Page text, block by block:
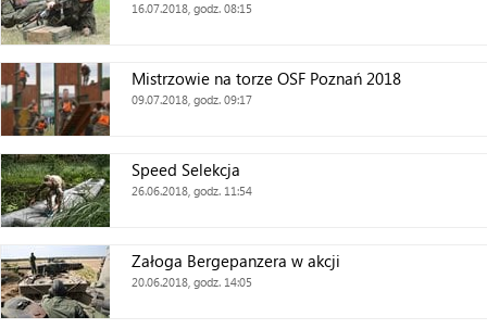
16.07.2018, godz. 08:15
Mistrzowie na torze OSF Poznań 2018
09.07.2018, godz. 09:17
Speed Selekcja
26.06.2018, godz. 11:54
Załoga Bergepanzera w akcji
20.06.2018, godz. 14:05